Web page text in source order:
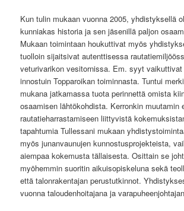
Kun tulin mukaan vuonna 2005, yhdistyksellä
kunniakas historia ja sen jäsenillä paljon
Mukaan toimintaan houkuttivat myös
tuolloin sijaitsivat autenttisessa
veturivarikon vesitornissa. Em. syyt
innostuin Topparoikan toiminnasta. Tuntui
mukana jatkamassa tuota perinnettä omista
osaamisen lähtökohdista. Kerronkin muutamin
rautatieharrastamiseen liittyvistä
tapahtumia Tullessani mukaan
myös junanvaunujen kunnostusprojekteista,
aiempaa kokemusta tällaisesta. Osittain se
myöhemmin suoritin aikuisopiskeluna sekä
että talonrakentajan perustutkinnot.
vuonna taloudenhoitajana ja